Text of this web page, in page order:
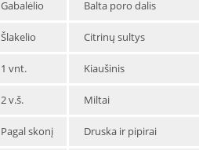
Gabalėlio Balta poro dalis
Šlakelio Citrinų sultys
1 vnt. Kiaušinis
2 v.š. Miltai
Pagal skonį Druska ir pipirai